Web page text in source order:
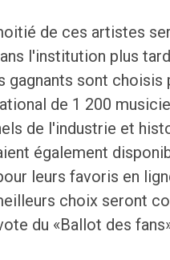
de ces artistes
l'institution plus
gagnants sont choisis
de 1 200
de l'industrie et
également
leurs favoris en
choix seront
du «Ballot des